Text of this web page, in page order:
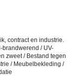
contract en industrie.
brandwerend / UV-
zweet / Bestand tegen
/ Meubelbekleding /